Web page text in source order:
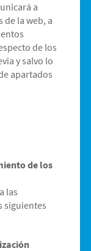
a
de la web, a
de los
y salvo lo
apartados
de los
las
siguientes